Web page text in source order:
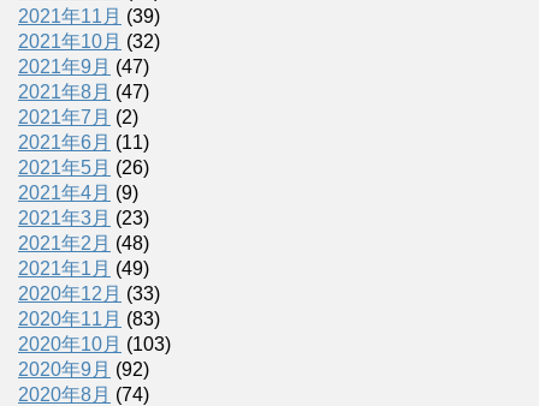
2021年11月 (39)
2021年10月 (32)
2021年9月 (47)
2021年8月 (47)
2021年7月 (2)
2021年6月 (11)
2021年5月 (26)
2021年4月 (9)
2021年3月 (23)
2021年2月 (48)
2021年1月 (49)
2020年12月 (33)
2020年11月 (83)
2020年10月 (103)
2020年9月 (92)
2020年8月 (74)